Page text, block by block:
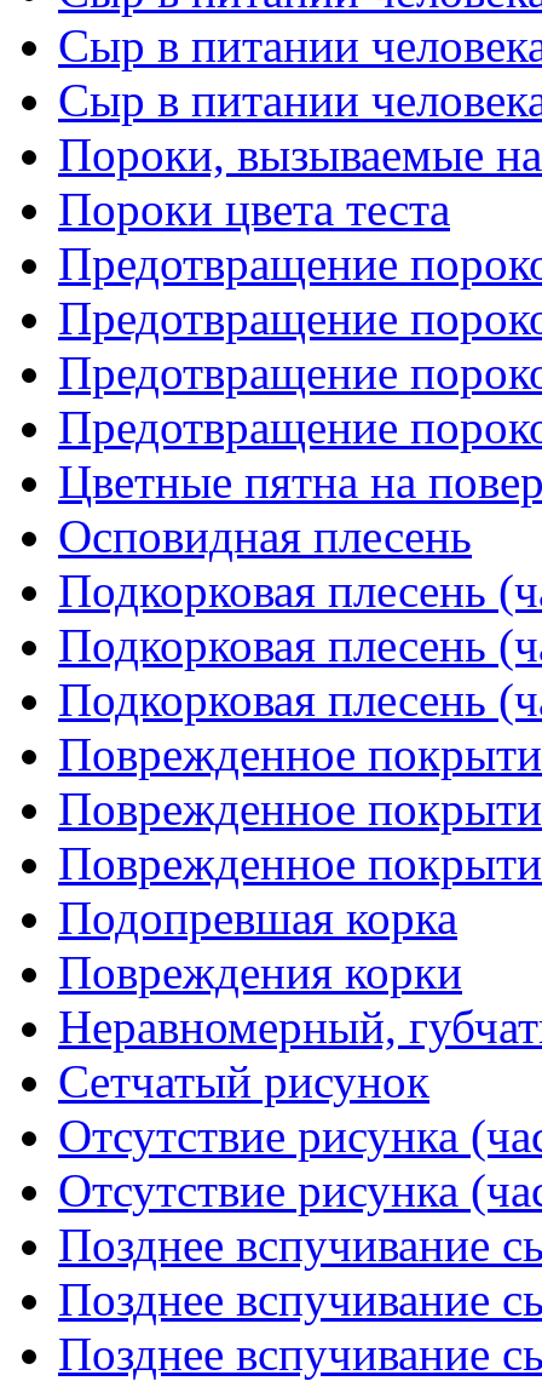
Сыр в питании
Сыр в питании
Пороки, вызываемые
Пороки цвета теста
Предотвращение
Предотвращение
Предотвращение
Предотвращение
Цветные пятна на
Осповидная плесень
Подкорковая плесень
Подкорковая плесень
Подкорковая плесень
Поврежденное
Поврежденное
Поврежденное
Подопревшая корка
Повреждения корки
Неравномерный,
Сетчатый рисунок
Отсутствие рисунка
Отсутствие рисунка
Позднее вспучивание
Позднее вспучивание
Позднее вспучивание